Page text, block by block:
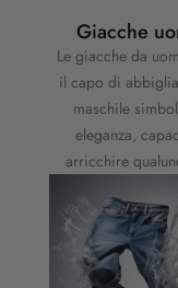
Giacche
Le giacche da
il capo di
maschile
eleganza,
arricchire